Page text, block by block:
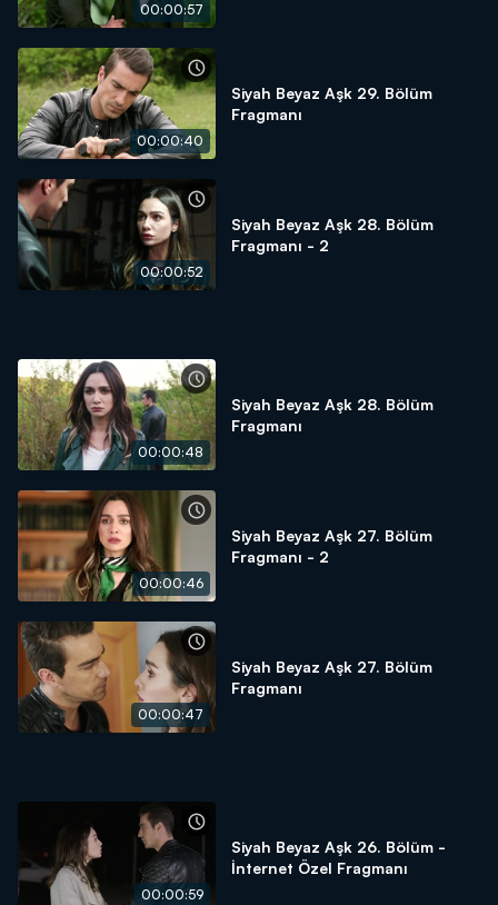
00:00:57
00:00:40
Siyah Beyaz Aşk 29. Bölüm
Fragmanı
00:00:52
Siyah Beyaz Aşk 28. Bölüm
Fragmanı - 2
00:00:48
Siyah Beyaz Aşk 28. Bölüm
Fragmanı
00:00:46
Siyah Beyaz Aşk 27. Bölüm
Fragmanı - 2
00:00:47
Siyah Beyaz Aşk 27. Bölüm
Fragmanı
00:00:59
Siyah Beyaz Aşk 26. Bölüm -
İnternet Özel Fragmanı